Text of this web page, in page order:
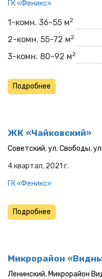
ГК «Феникс»
1-комн. 36-55 м2
2-комн. 55-72 м2
3-комн. 80-92 м2
Подробнее
ЖК «Чайковский»
Советский,ул. Свободы,
4 квартал, 2021 г.
ГК «Феникс»
Подробнее
Микрорайон
Ленинский, Микрорайон